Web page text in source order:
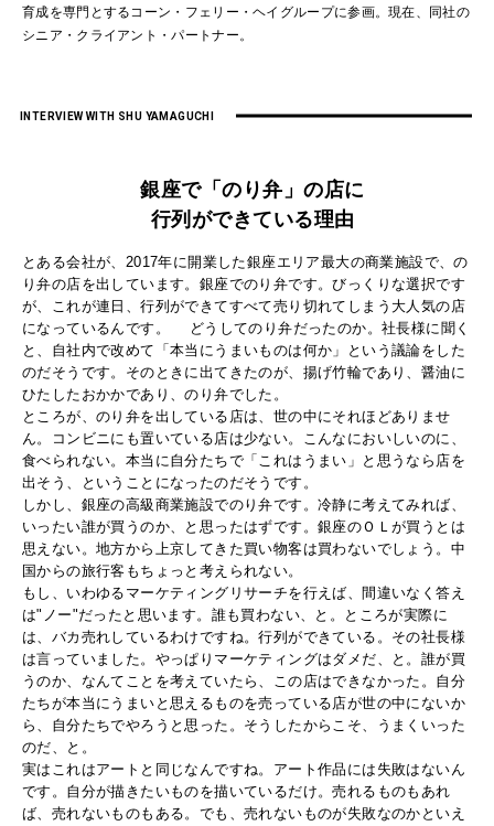
育成を専門とするコーン・フェリー・ヘイグループに参画。現在、同社の
シニア・クライアント・パートナー。
INTERVIEW WITH SHU YAMAGUCHI
銀座で「のり弁」の店に
行列ができている理由
とある会社が、2017年に開業した銀座エリア最大の商業施設で、の
り弁の店を出しています。銀座でのり弁です。びっくりな選択です
が、これが連日、行列ができてすべて売り切れてしまう大人気の店
になっているんです。 どうしてのり弁だったのか。社長様に聞く
と、自社内で改めて「本当にうまいものは何か」という議論をした
のだそうです。そのときに出てきたのが、揚げ竹輪であり、醤油に
ひたしたおかかであり、のり弁でした。
ところが、のり弁を出している店は、世の中にそれほどありませ
ん。コンビニにも置いている店は少ない。こんなにおいしいのに、
食べられない。本当に自分たちで「これはうまい」と思うなら店を
出そう、ということになったのだそうです。
しかし、銀座の高級商業施設でのり弁です。冷静に考えてみれば、
いったい誰が買うのか、と思ったはずです。銀座のＯＬが買うとは
思えない。地方から上京してきた買い物客は買わないでしょう。中
国からの旅行客もちょっと考えられない。
もし、いわゆるマーケティングリサーチを行えば、間違いなく答え
は"ノー"だったと思います。誰も買わない、と。ところが実際に
は、バカ売れしているわけですね。行列ができている。その社長様
は言っていました。やっぱりマーケティングはダメだ、と。誰が買
うのか、なんてことを考えていたら、この店はできなかった。自分
たちが本当にうまいと思えるものを売っている店が世の中にないか
ら、自分たちでやろうと思った。そうしたからこそ、うまくいった
のだ、と。
実はこれはアートと同じなんですね。アート作品には失敗はないん
です。自分が描きたいものを描いているだけ。売れるものもあれ
ば、売れないものもある。でも、売れないものが失敗なのかといえ